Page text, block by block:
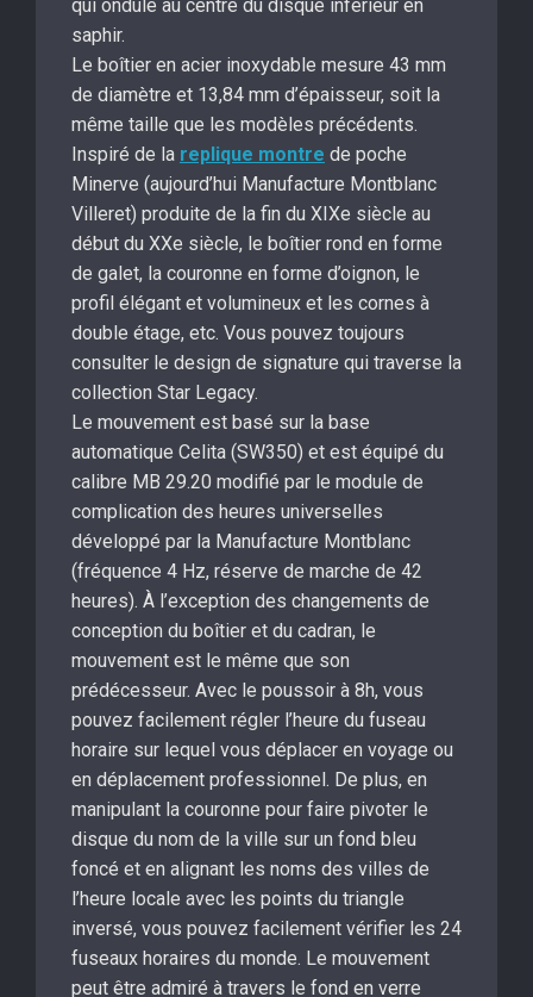
qui ondule au centre du disque inférieur en
saphir.
Le boîtier en acier inoxydable mesure 43 mm
de diamètre et 13,84 mm d’épaisseur, soit la
même taille que les modèles précédents.
Inspiré de la replique montre de poche
Minerve (aujourd’hui Manufacture Montblanc
Villeret) produite de la fin du XIXe siècle au
début du XXe siècle, le boîtier rond en forme
de galet, la couronne en forme d’oignon, le
profil élégant et volumineux et les cornes à
double étage, etc. Vous pouvez toujours
consulter le design de signature qui traverse la
collection Star Legacy.
Le mouvement est basé sur la base
automatique Celita (SW350) et est équipé du
calibre MB 29.20 modifié par le module de
complication des heures universelles
développé par la Manufacture Montblanc
(fréquence 4 Hz, réserve de marche de 42
heures). À l’exception des changements de
conception du boîtier et du cadran, le
mouvement est le même que son
prédécesseur. Avec le poussoir à 8h, vous
pouvez facilement régler l’heure du fuseau
horaire sur lequel vous déplacer en voyage ou
en déplacement professionnel. De plus, en
manipulant la couronne pour faire pivoter le
disque du nom de la ville sur un fond bleu
foncé et en alignant les noms des villes de
l’heure locale avec les points du triangle
inversé, vous pouvez facilement vérifier les 24
fuseaux horaires du monde. Le mouvement
peut être admiré à travers le fond en verre